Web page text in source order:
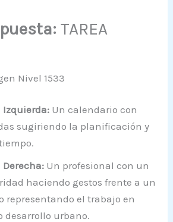
TAREA
Nivel 1533
Izquierda: Un calendario con
sugiriendo la planificación y
Un profesional con un
haciendo gestos frente a un
representando el trabajo en
desarrollo urbano.